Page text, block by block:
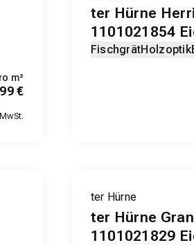
m²
99€
ter Hürne
1101021854
FischgrätHolzoptik
ter Hürne
ter Hürne
1101021829